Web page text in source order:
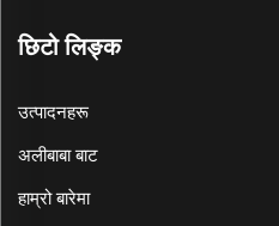
छिटो लिङ्क
उत्पादनहरू
अलीबाबा बाट
हाम्रो बारेमा